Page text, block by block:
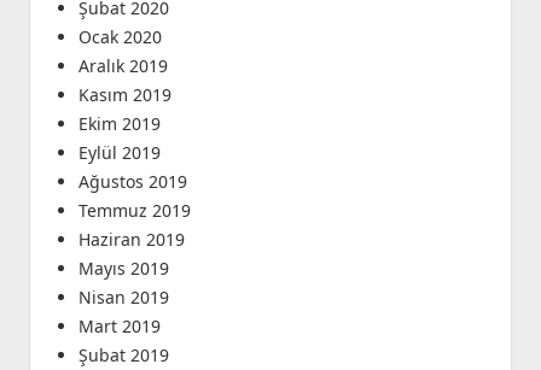
Şubat 2020
Ocak 2020
Aralık 2019
Kasım 2019
Ekim 2019
Eylül 2019
Ağustos 2019
Temmuz 2019
Haziran 2019
Mayıs 2019
Nisan 2019
Mart 2019
Şubat 2019